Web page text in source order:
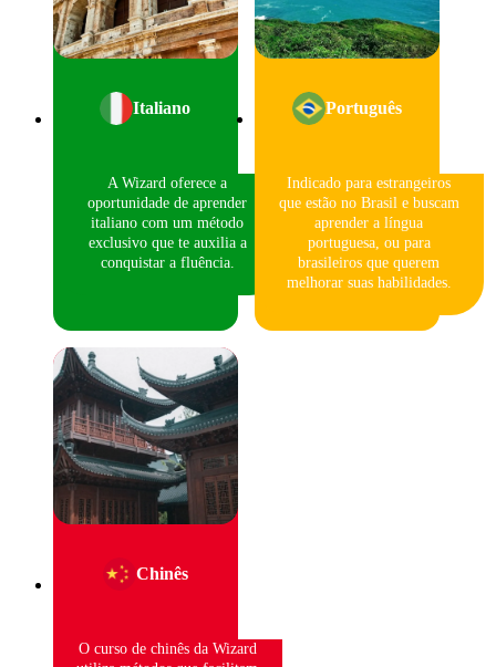
Italiano
A Wizard oferece a
oportunidade de aprender
italiano com um método
exclusivo que te auxilia a
conquistar a fluência.
Português
Indicado para estrangeiros
que estão no Brasil e buscam
aprender a língua
portuguesa, ou para
brasileiros que querem
melhorar suas habilidades.
Chinês
O curso de chinês da Wizard